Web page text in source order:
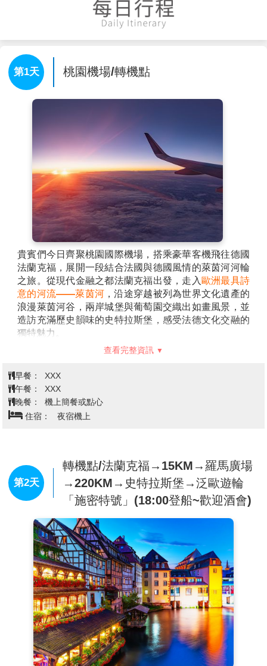
第1天 桃園機場/轉機點
貴賓們今日齊聚桃園國際機場，搭乘豪華客機飛往德國
法蘭克福，展開一段結合法國與德國風情的萊茵河河輪
之旅。從現代金融之都法蘭克福出發，走入 歐洲最具詩
意的河流——萊茵河 ，沿途穿越被列為世界文化遺產的
浪漫萊茵河谷，兩岸城堡與葡萄園交織出如畫風景，並
造訪充滿歷史韻味的史特拉斯堡，感受法德文化交融的
獨特魅力。
行程不僅止於河岸風光，更延伸至德國經典內陸景點，
造的夢幻宮殿；造訪黑森林秘境蒂蒂湖，湖光山色交織
出靜謐而純淨的自然風景；並走訪曼海姆等重要城市，
感受德國城市的歷史底蘊與現代節奏。
這趟旅程以法蘭克福進出，串聯河輪悠閒節奏與陸地經
查看完整資訊
早餐：
XXX
午餐：
XXX
晚餐：
機上簡餐或點心
住宿：
夜宿機上
第2天
轉機點/法蘭克福→15KM→羅馬廣場
→220KM→史特拉斯堡→泛歐遊輪
「施密特號」(18:00登船~歡迎酒會)